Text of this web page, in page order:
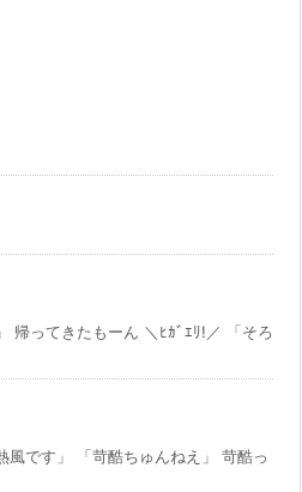
帰ってきたもーん ＼ﾋｶﾞｴﾘ!／ 「そろ
風です」 「苛酷ちゅんねえ」 苛酷っ